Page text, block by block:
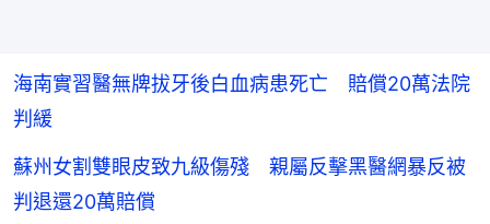
海南實習醫無牌拔牙後白血病患死亡 賠償20萬法院
判緩
蘇州女割雙眼皮致九級傷殘 親屬反擊黑醫網暴反被
判退還20萬賠償